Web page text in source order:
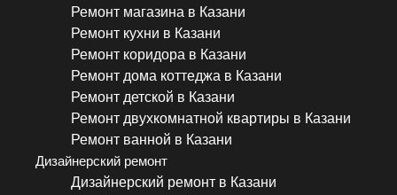
Ремонт магазина в Казани
Ремонт кухни в Казани
Ремонт коридора в Казани
Ремонт дома коттеджа в Казани
Ремонт детской в Казани
Ремонт двухкомнатной квартиры в Казани
Ремонт ванной в Казани
Дизайнерский ремонт
Дизайнерский ремонт в Казани